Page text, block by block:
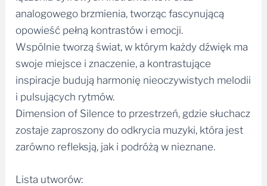
analogowego brzmienia, tworząc fascynującą
opowieść pełną kontrastów i emocji.
Wspólnie tworzą świat, w którym każdy dźwięk ma
swoje miejsce i znaczenie, a kontrastujące
inspiracje budują harmonię nieoczywistych melodii
i pulsujących rytmów.
Dimension of Silence to przestrzeń, gdzie słuchacz
zostaje zaproszony do odkrycia muzyki, która jest
zarówno refleksją, jak i podróżą w nieznane.
Lista utworów: